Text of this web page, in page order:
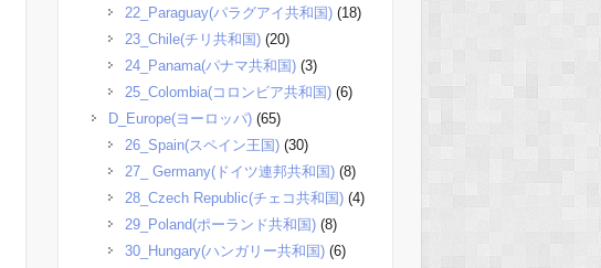
22_Paraguay(パラグアイ共和国)(18)
23_Chile(チリ共和国)(20)
24_Panama(パナマ共和国)(3)
25_Colombia(コロンビア共和国)(6)
D_Europe(ヨーロッパ)(65)
26_Spain(スペイン王国)(30)
27_ Germany(ドイツ連邦共和国)(8)
28_Czech Republic(チェコ共和国)(4)
29_Poland(ポーランド共和国)(8)
30_Hungary(ハンガリー共和国)(6)